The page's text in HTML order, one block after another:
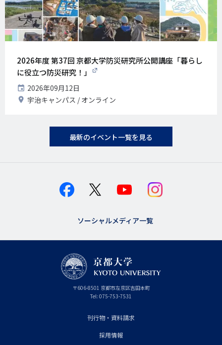
2026年度 第37回 京都大学防災研究所公開講座「暮らし
に役立つ防災研究！」
開
催
日
2026年09月12日
開 宇治キャンパス オンライン
最新のイベント一覧を見る
ソーシャルメディア一覧
〒606-8501 京
都
府
京都市左京区吉田本町
Tel: 075-753-7531
刊行物・資料請求
採用情報